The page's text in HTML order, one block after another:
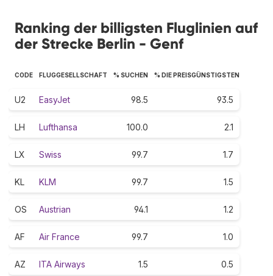
Ranking der billigsten Fluglinien auf
der Strecke Berlin - Genf
CODE FLUGGESELLSCHAFT % SUCHEN % DIE PREISGÜNSTIGSTEN
U2 EasyJet 98.5 93.5
LH Lufthansa 100.0 2.1
LX Swiss 99.7 1.7
KL KLM 99.7 1.5
OS Austrian 94.1 1.2
AF Air France 99.7 1.0
AZ ITA Airways 1.5 0.5